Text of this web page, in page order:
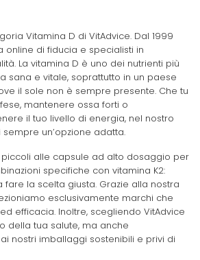
Vitamina D di VitAdvice. Dal 1999
online di fiducia e specialisti in
La vitamina D è uno dei nutrienti più
sana e vitale, soprattutto in un paese
il sole non è sempre presente. Che tu
mantenere ossa forti o
il tuo livello di energia, nel nostro
un’opzione adatta.
alle capsule ad alto dosaggio per
specifiche con vitamina K2:
fare la scelta giusta. Grazie alla nostra
esclusivamente marchi che
efficacia. Inoltre, scegliendo VitAdvice
della tua salute, ma anche
nostri imballaggi sostenibili e privi di